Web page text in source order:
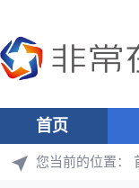
首页
您当前的位置：